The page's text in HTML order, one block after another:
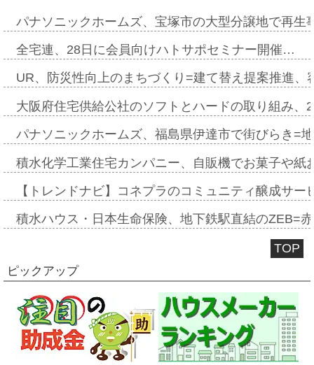
パナソニックホームズ、宝塚市の大型分譲地で再
全宅連、28日に会員向けハトサポセミナー開催…
UR、防災性向上のまちづくり=建て替え提案推進
大阪府住宅供給公社のソフトとハードの取り組み
パナソニックホームズ、福島県伊達市で街びらき=
積水化学工業住宅カンパニー、自販機でお菓子や
【トレンドナビ】コネプラのコミュニティ醸成サ
積水ハウス・日本生命保険、地下鉄駅直結のZEB=
TOP
ピックアップ